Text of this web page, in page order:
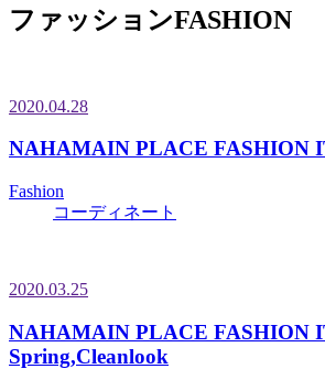
ファッションFASHION
2020.04.28
NAHAMAIN PLACE FASHION
Fashion
コーディネート
2020.03.25
NAHAMAIN PLACE FASHION
Spring,Cleanlook